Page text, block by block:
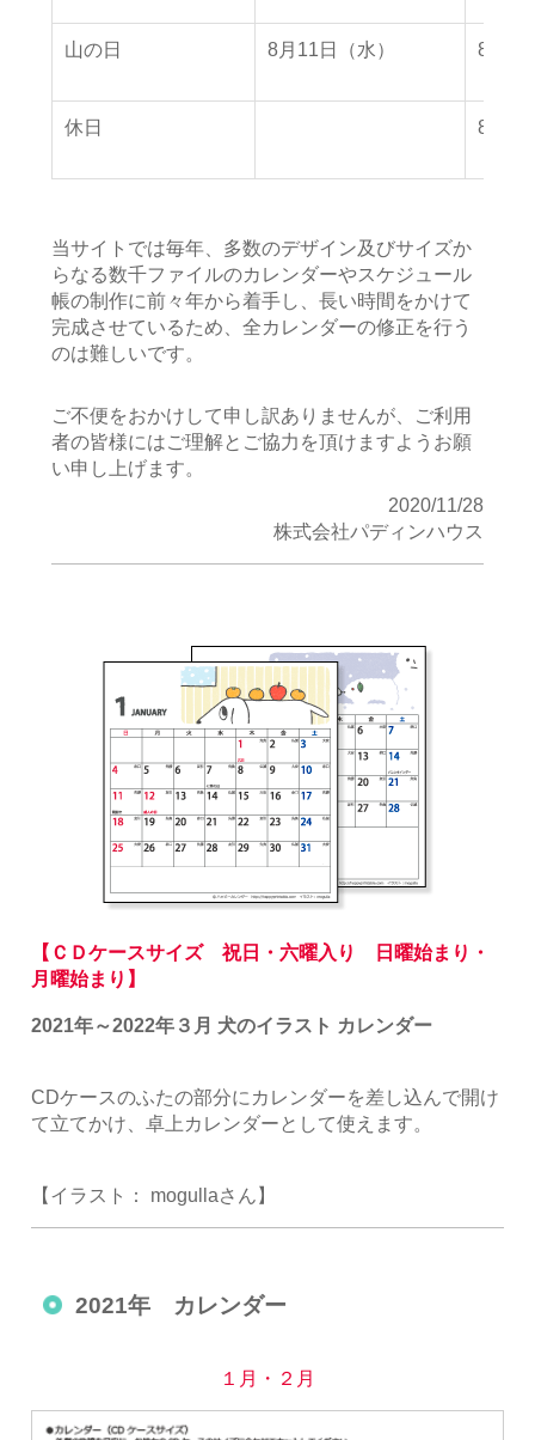
山の日 8月11日（水） 8月8
休日 8月9
当サイトでは毎年、多数のデザイン及びサイズか
らなる数千ファイルのカレンダーやスケジュール
帳の制作に前々年から着手し、長い時間をかけて
完成させているため、全カレンダーの修正を行う
のは難しいです。
ご不便をおかけして申し訳ありませんが、ご利用
者の皆様にはご理解とご協力を頂けますようお願
い申し上げます。
2020/11/28
株式会社パディンハウス
【ＣＤケースサイズ 祝日・六曜入り 日曜始まり・
月曜始まり】
2021年～2022年３月 犬のイラスト カレンダー
CDケースのふたの部分にカレンダーを差し込んで開け
て立てかけ、卓上カレンダーとして使えます。
【イラスト： mogullaさん】
2021年 カレンダー
１月・２月